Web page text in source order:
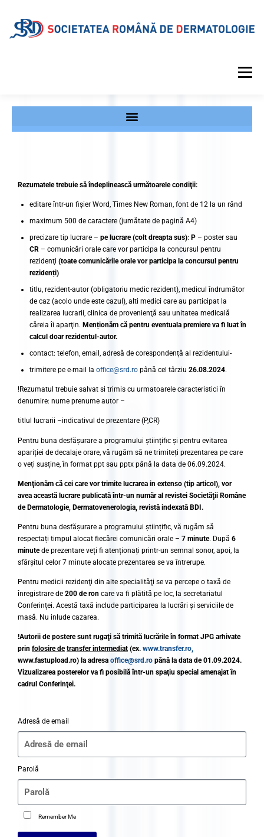
Meniu
CALENDAR EVENIMENTE
GALERIE REVISTA CONTUL MEU
Rezumatele trebuie să îndeplinească următoarele condiţii:
editare într-un fişier Word, Times New Roman, font de 12 la un rând
maximum 500 de caractere (jumătate de pagină A4)
precizare tip lucrare – pe lucrare (colt dreapta sus): P – poster sau
CR – comunicări orale care vor participa la concursul pentru
rezidenţi (toate comunicările orale vor participa la concursul pentru
rezidenți)
titlu, rezident-autor (obligatoriu medic rezident), medicul îndrumător
de caz (acolo unde este cazul), alti medici care au participat la
realizarea lucrarii, clinica de provenienţă sau unitatea medicală
căreia îi aparţin. Menționăm că pentru eventuala premiere va fi luat în
calcul doar rezidentul-autor.
contact: telefon, email, adresă de corespondenţă al rezidentului-
trimitere pe e-mail la office@srd.ro până cel târziu 26.08.2024.
!Rezumatul trebuie salvat si trimis cu urmatoarele caracteristici în
denumire: nume prenume autor –
titlul lucrarii –indicativul de prezentare (P,CR)
Pentru buna desfășurare a programului științific și pentru evitarea
apariției de decalaje orare, vă rugăm să ne trimiteți prezentarea pe care
o veți susține, în format ppt sau pptx până la data de 06.09.2024.
Menţionăm că cei care vor trimite lucrarea in extenso (tip articol), vor
avea această lucrare publicată într-un număr al revistei Societăţii Române
de Dermatologie, Dermatovenerologia, revistă indexată BDI.
Pentru buna desfășurare a programului științific, vă rugăm să
respectați timpul alocat fiecărei comunicări orale – 7 minute. După 6
minutede prezentare veți fi atenționați printr-un semnal sonor, apoi, la
sfârșitul celor 7 minute alocate prezentarea se va întrerupe.
Pentru medicii rezidenţi din alte specialităţi se va percepe o taxă de
înregistrare de 200 de ron care va fi plătită pe loc, la secretariatul
Conferinţei. Acestă taxă include participarea la lucrări și serviciile de
masă. Nu inlude cazarea.
!Autorii de postere sunt rugaţi să trimită lucrările în format JPG arhivate
prin folosire de transfer intermediat (ex. www.transfer.ro,
www.fastupload.ro) la adresa office@srd.ro până la data de 01.09.2024.
Vizualizarea posterelor va fi posibilă într-un spaţiu special amenajat în
cadrul Conferinţei.
Adresă de email
Parolă
Remember Me